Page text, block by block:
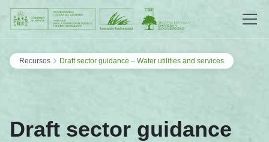
Saltar al contenido
Recursos › Draft sector guidance – Water utilities and services
Draft sector guidance